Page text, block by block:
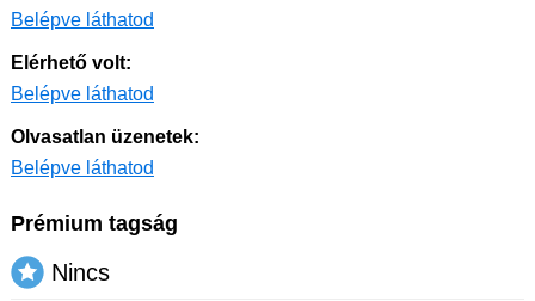
Belépve láthatod
Elérhető volt:
Belépve láthatod
Olvasatlan üzenetek:
Belépve láthatod
Prémium tagság
Nincs